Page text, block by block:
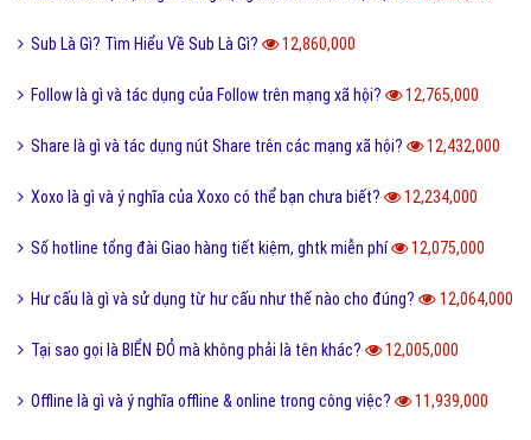
Sub Là Gì? Tìm Hiểu Về Sub Là Gì? 12,860,000
Follow là gì và tác dụng của Follow trên mạng xã hội? 12,765,000
Share là gì và tác dụng nút Share trên các mạng xã hội? 12,432,000
Xoxo là gì và ý nghĩa của Xoxo có thể bạn chưa biết? 12,234,000
Số hotline tổng đài Giao hàng tiết kiệm, ghtk miễn phí 12,075,000
Hư cấu là gì và sử dụng từ hư cấu như thế nào cho đúng? 12,064,000
Tại sao gọi là BIỂN ĐỎ mà không phải là tên khác? 12,005,000
Offline là gì và ý nghĩa offline & online trong công việc? 11,939,000